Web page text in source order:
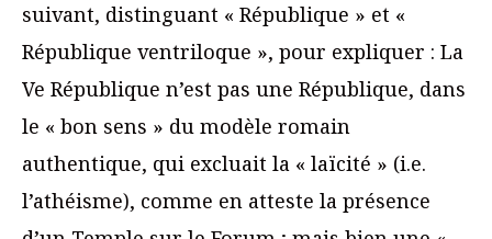
suivant, distinguant « République » et «
République ventriloque », pour expliquer : La
Ve République n’est pas une République, dans
le « bon sens » du modèle romain
authentique, qui excluait la « laïcité » (i.e.
l’athéisme), comme en atteste la présence